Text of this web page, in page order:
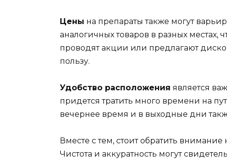
Цены на препараты также могут
аналогичных товаров в разных
проводят акции или предлагают
пользу.
Удобство расположения является
придется тратить много времени на
вечернее время и в выходные дни
Вместе с тем, стоит обратить внимание
Чистота и аккуратность могут